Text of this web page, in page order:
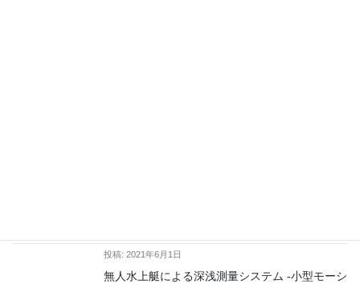
投稿: 2021年6月1日
無人水上艇による深浅測量システム -小型モーシ